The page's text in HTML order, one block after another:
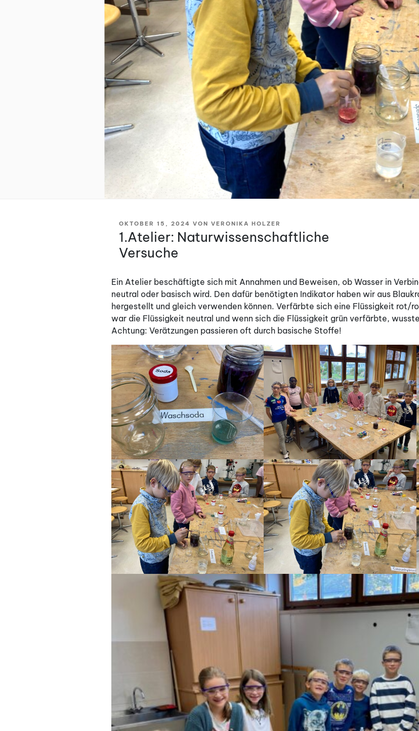
VERÖFFENTLICHT
AM
OKTOBER 15, 2024 VON VERONIKA HOLZER
1.Atelier: Naturwissenschaftliche
Versuche
Ein Atelier beschäftigte sich mit Annahmen und Beweisen, ob Wasser in
neutral oder basisch wird. Den dafür benötigten Indikator haben wir aus
hergestellt und gleich verwenden können. Verfärbte sich eine Flüssigkeit rot/
war die Flüssigkeit neutral und wenn sich die Flüssigkeit grün verfärbte,
Achtung: Verätzungen passieren oft durch basische Stoffe!